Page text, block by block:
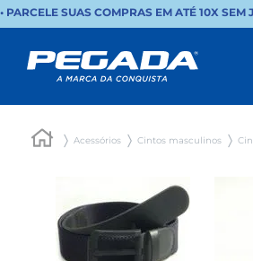
• PARCELE SUAS COMPRAS EM ATÉ 10X SEM
Acessórios Cintos masculinos